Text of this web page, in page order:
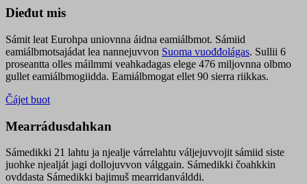
Dieđut mis
Sámit leat Eurohpa uniovnna áidna eamiálbmot. Sámiid
eamiálbmotsajádat lea nannejuvvon Suoma vuođđolágas. Sullii 6
proseantta olles máilmmi veahkadagas elege 476 miljovnna olbmo
gullet eamiálbmogiidda. Eamiálbmogat ellet 90 sierra riikkas.
Čájet buot
Mearrádusdahkan
Sámedikki 21 lahtu ja njealje várrelahtu váljejuvvojit sámiid siste
juohke njealját jagi dollojuvvon válggain. Sámedikki čoahkkin
ovddasta Sámedikki bajimuš mearridanválddi.